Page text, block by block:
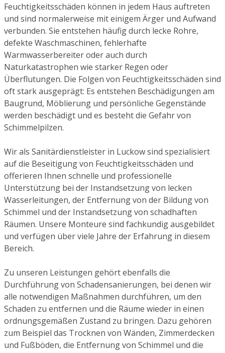
Feuchtigkeitsschäden können in jedem Haus auftreten
und sind normalerweise mit einigem Ärger und Aufwand
verbunden. Sie entstehen häufig durch lecke Rohre,
defekte Waschmaschinen, fehlerhafte
Warmwasserbereiter oder auch durch
Naturkatastrophen wie starker Regen oder
Überflutungen. Die Folgen von Feuchtigkeitsschäden sind
oft stark ausgeprägt: Es entstehen Beschädigungen am
Baugrund, Möblierung und persönliche Gegenstände
werden beschädigt und es besteht die Gefahr von
Schimmelpilzen.
Wir als Sanitärdienstleister in Luckow sind spezialisiert
auf die Beseitigung von Feuchtigkeitsschäden und
offerieren Ihnen schnelle und professionelle
Unterstützung bei der Instandsetzung von lecken
Wasserleitungen, der Entfernung von der Bildung von
Schimmel und der Instandsetzung von schadhaften
Räumen. Unsere Monteure sind fachkundig ausgebildet
und verfügen über viele Jahre der Erfahrung in diesem
Bereich.
Zu unseren Leistungen gehört ebenfalls die
Durchführung von Schadensanierungen, bei denen wir
alle notwendigen Maßnahmen durchführen, um den
Schaden zu entfernen und die Räume wieder in einen
ordnungsgemäßen Zustand zu bringen. Dazu gehören
zum Beispiel das Trocknen von Wänden, Zimmerdecken
und Fußböden, die Entfernung von Schimmel und die